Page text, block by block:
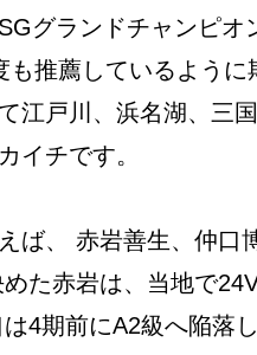
グランドチャンピ
も推薦しているよう
江戸川、浜名湖、三
イチです。
ば、 赤岩善生、仲口
た赤岩は、当地で
4期前にA2級へ陥落